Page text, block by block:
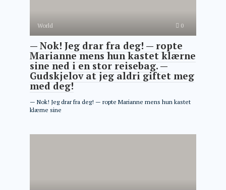
World 0
— Nok! Jeg drar fra deg! — ropte
Marianne mens hun kastet klærne
sine ned i en stor reisebag. —
Gudskjelov at jeg aldri giftet meg
med deg!
— Nok! Jeg drar fra deg! — ropte Marianne mens hun kastet
klærne sine